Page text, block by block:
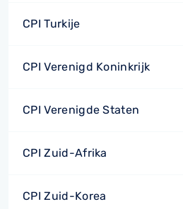
CPI Turkije
CPI Verenigd Koninkrijk
CPI Verenigde Staten
CPI Zuid-Afrika
CPI Zuid-Korea